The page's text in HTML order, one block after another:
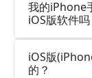
我的iPhone
iOS版软件吗
iOS版
的？